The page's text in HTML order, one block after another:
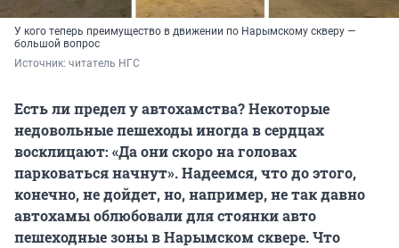
У кого теперь преимущество в движении по Нарымскому скверу —
большой вопрос
Источник: читатель НГС
Есть ли предел у автохамства? Некоторые
недовольные пешеходы иногда в сердцах
восклицают: «Да они скоро на головах
парковаться начнут». Надеемся, что до этого,
конечно, не дойдет, но, например, не так давно
автохамы облюбовали для стоянки авто
пешеходные зоны в Нарымском сквере. Что